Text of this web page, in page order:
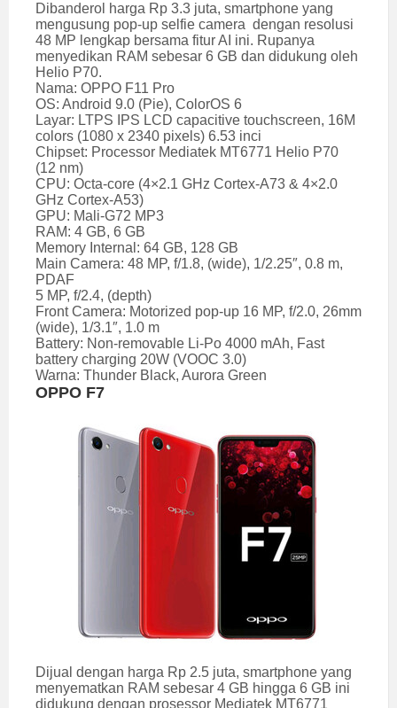
Dibanderol harga Rp 3.3 juta, smartphone yang
mengusung pop-up selfie camera dengan resolusi
48 MP lengkap bersama fitur AI ini. Rupanya
menyedikan RAM sebesar 6 GB dan didukung oleh
Helio P70.
Nama: OPPO F11 Pro
OS: Android 9.0 (Pie), ColorOS 6
Layar: LTPS IPS LCD capacitive touchscreen, 16M
colors (1080 x 2340 pixels) 6.53 inci
Chipset: Processor Mediatek MT6771 Helio P70
(12 nm)
CPU: Octa-core (4×2.1 GHz Cortex-A73 & 4×2.0
GHz Cortex-A53)
GPU: Mali-G72 MP3
RAM: 4 GB, 6 GB
Memory Internal: 64 GB, 128 GB
Main Camera: 48 MP, f/1.8, (wide), 1/2.25″, 0.8 m,
PDAF
5 MP, f/2.4, (depth)
Front Camera: Motorized pop-up 16 MP, f/2.0, 26mm
(wide), 1/3.1″, 1.0 m
Battery: Non-removable Li-Po 4000 mAh, Fast
battery charging 20W (VOOC 3.0)
Warna: Thunder Black, Aurora Green
OPPO F7
Dijual dengan harga Rp 2.5 juta, smartphone yang
menyematkan RAM sebesar 4 GB hingga 6 GB ini
didukung dengan prosessor Mediatek MT6771